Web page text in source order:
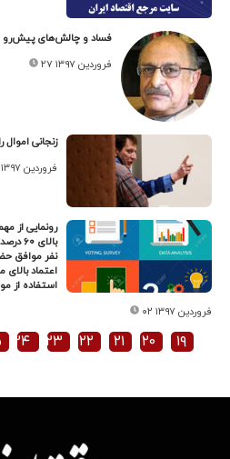
فساد و چالش‌های پیش‌رو
۲۷ فروردین ۱۳۹۷
زنجانی اموال
۰۵ فروردین ۱۳۹۷
رونمایی از
نفر موافق
اعتماد بالای
استفاده از
۰۲ فروردین ۱۳۹۷
۱۹ ۲۰ ۲۱ ۲۲ ۲۳ ۲۴